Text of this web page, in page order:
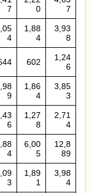
7
0
7
4
1,88
4
3,93
8
602
1,24
6
9
1,86
4
3,85
3
6
1,27
8
2,71
4
4
6,00
5
12,8
89
3
1,89
1
3,98
4